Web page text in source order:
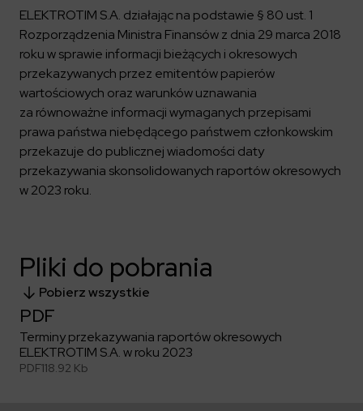
Dokumenty firmowe
Certyfikaty
Compliance
Przemysł
Infrastruktura użyteczności publicznej
Zasilanie i systemy trakcyjne
Platforma Zarządzania Bezpieczeństwem
Aquila
Magazyny energii
Raporty
Kalendarium
Ład korporacyjny
Materiały dla inwestorów
ELEKTROTIM na GPW
Kontakt dla inwestorów
Dowiedz się więcej
Poznaj nas bliżej
Oferty pracy
Poradnik rekrutacyjny
Dlaczego warto?
Staże i praktyki
Kontrahenci
Poznaj możliwości współpracy z nami
Program Partnerski
Formularz dla dostawców
Fakturowanie w KSeF
ESG
Dowiedz się więcej
Środowisko
Społeczeństwo
Zintegrowany System Zarządzania
Strefa wiedzy
Media
ELEKTROTIM w mediach
Materiały prasowe
Kontakt dla mediów
Polski English
ELEKTROTIM S.A. działając na podstawie § 80 ust. 1
Rozporządzenia Ministra Finansów z dnia 29 marca 2018
roku w sprawie informacji bieżących i okresowych
przekazywanych przez emitentów papierów
wartościowych oraz warunków uznawania
za równoważne informacji wymaganych przepisami
prawa państwa niebędącego państwem członkowskim
przekazuje do publicznej wiadomości daty
przekazywania skonsolidowanych raportów okresowych
w 2023 roku.
Pliki do pobrania
Pobierz wszystkie
PDF
Terminy przekazywania raportów okresowych
ELEKTROTIM S.A. w roku 2023
PDF118.92 Kb